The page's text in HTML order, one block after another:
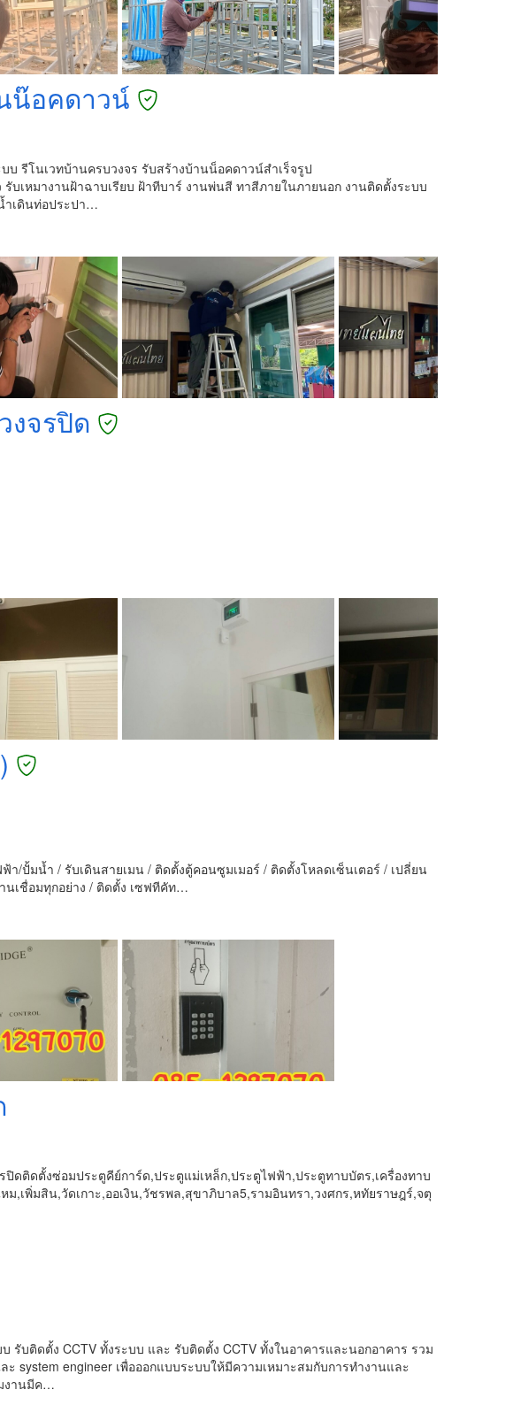
น๊อค​ดาวน์
บ รีโนเวทบ้านครบวงจร รับสร้างบ้านน็อคดาวน์สำเร็จรูป
บเหมางานฝ้าฉาบเรียบ ฝ้าทีบาร์ งานพ่นสี ทาสีภายในภายนอก งานติดตั้งระบบ
ำเดินท่อประปา​…
งจรปิด
า/ปั้มน้ำ / รับเดินสายเมน / ติดตั้งตู้คอนซูมเมอร์ / ติดตั้งโหลดเซ็นเตอร์ / เปลี่ยน
เชื่อมทุกอย่าง / ติดตั้ง เซฟทีคัท…
ดติดตั้งซ่อมประตูคีย์การ์ด,ประตูแม่เหล็ก,ประตูไฟฟ้า,ประตูทาบบัตร,เครื่องทาบ
,เพิ่มสิน,วัดเกาะ,ออเงิน,วัชรพล,สุขาภิบาล5,รามอินทรา,วงศกร,หทัยราษฎร์,จตุ
รับติดตั้ง CCTV ทั้งระบบ และ รับติดตั้ง CCTV ทั้งในอาคารและนอกอาคาร รวม
ะ system engineer เพื่อออกแบบระบบให้มีความเหมาะสมกับการทำงานและ
งานมีค…